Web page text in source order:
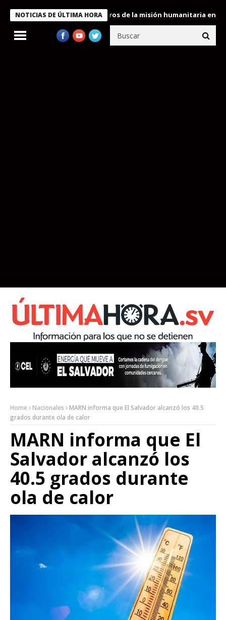
NOTICIAS DE ÚLTIMA HORA
condecora a miembros de la misión humanitaria enviada a
Home Nacionales
MARN informa que El Salvador alcanzó los 40.5
grados durante ola de calor
MARN informa que El
Salvador alcanzó los
40.5 grados durante
ola de calor